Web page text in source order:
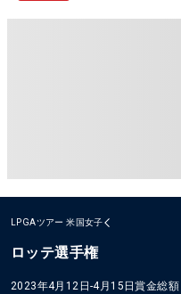
LPGAツアー 米国女子
ロッテ選手権
2023年4月12日-4月15日賞金総額